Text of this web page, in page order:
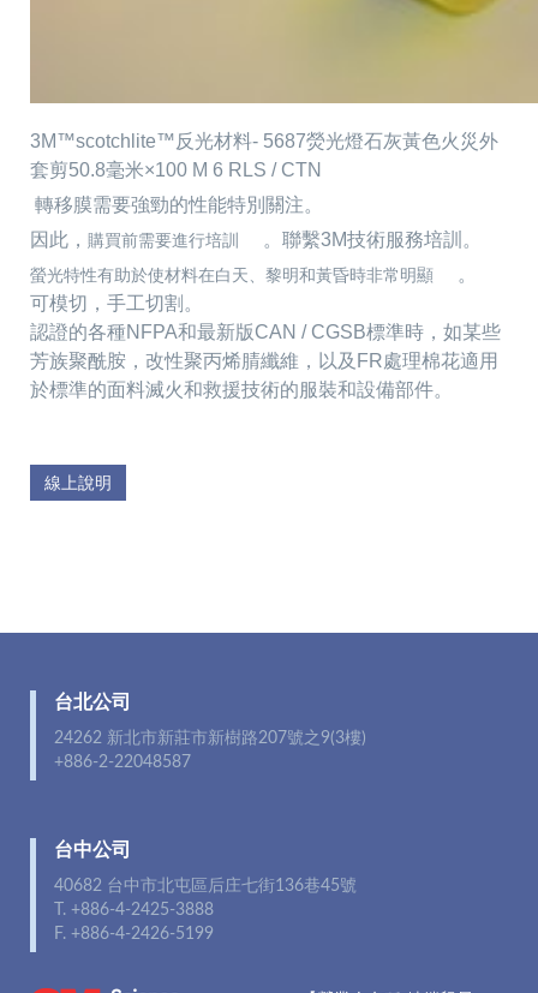
3M™scotchlite™反光材料- 5687熒光燈石灰黃色火災外
套剪50.8毫米×100 M 6 RLS / CTN
轉移膜需要強勁的性能特別關注。
因此， 購買前需要進行培訓 。聯繫3M技術服務培訓。
螢光特性有助於使材料在白天、黎明和黃昏時非常明顯
。
可模切，手工切割。
認證的各種NFPA和最新版CAN / CGSB標準時，如某些
芳族聚酰胺，改性聚丙烯腈纖維，以及FR處理棉花適用
於標準的面料滅火和救援技術的服裝和設備部件。
線上說明
台北公司
24262 新北市新莊市新樹路207號之9(3樓)
+886-2-22048587
台中公司
40682 台中市北屯區后庄七街136巷45號
T. +886-4-2425-3888
F. +886-4-2426-5199